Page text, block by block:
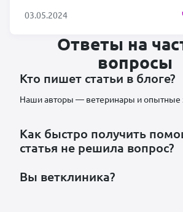
03.05.2024
Ответы на
вопросы
Кто пишет статьи в блоге?
Наши авторы — ветеринары и опытные
Как быстро получить
статья не решила вопрос?
Вы ветклиника?